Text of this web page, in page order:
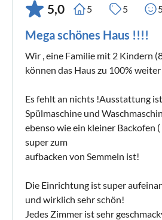
5,0 5 5
Mega schönes Haus !!!!
Wir , eine Familie mit 2 Kindern
können das Haus zu 100%
Es fehlt an nichts !Ausstattung
Spülmaschine und
ebenso wie ein kleiner Backofen
super zum
aufbacken von Semmeln ist!
Die Einrichtung ist super
und wirklich sehr schön!
Jedes Zimmer ist sehr